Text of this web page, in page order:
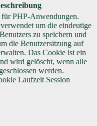
PHP-Anwendungen.
um die eindeutige
zu speichern und
die Benutzersitzung auf
Das Cookie ist ein
wird gelöscht, wenn alle
werden.
Laufzeit Session